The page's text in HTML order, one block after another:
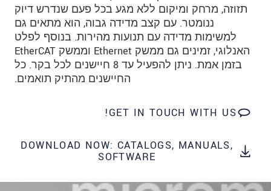
תזוזה, מרחק ומיקום ללא מגע בכל פעם שנדרש דיוק
ננומטר. עם קצב מדידה גבוה, הוא מתאים גם
למשימות מדידה עם תנועות מהירות. בנוסף לפלט
האנלוגי, זמינים גם ממשק Ethernet וממשק EtherCAT
בזמן אמת. ניתן להפעיל עד 8 חיישנים לכל בקר. כל
החיישנים מהתיק תואמים.
GET IN TOUCH WITH US!
DOWNLOAD NOW: CATALOGS, MANUALS,
SOFTWARE
* שדות חובה
אנו מתייחסים למידע בחסיון רב. אנא קרא את
הצהרת הפרטיות שלנו (באנגלית).